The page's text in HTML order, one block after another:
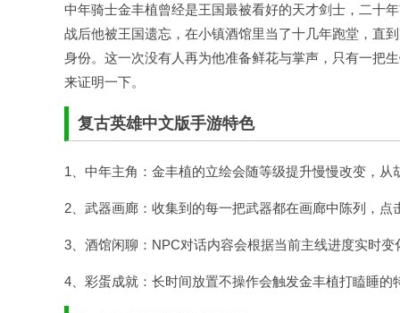
中年骑士金丰植曾经是王国最被看好的天才剑士，二十
战后他被王国遗忘，在小镇酒馆里当了十几年跑堂，直
身份。这一次没有人再为他准备鲜花与掌声，只有一把
来证明一下。
复古英雄中文版手游特色
1、中年主角：金丰植的立绘会随等级提升慢慢改变，
2、武器画廊：收集到的每一把武器都在画廊中陈列，
3、酒馆闲聊：NPC对话内容会根据当前主线进度实时
4、彩蛋成就：长时间放置不操作会触发金丰植打瞌睡